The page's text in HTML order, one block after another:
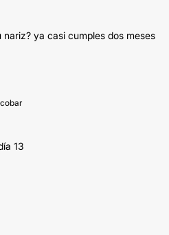
ya casi cumples dos meses
13